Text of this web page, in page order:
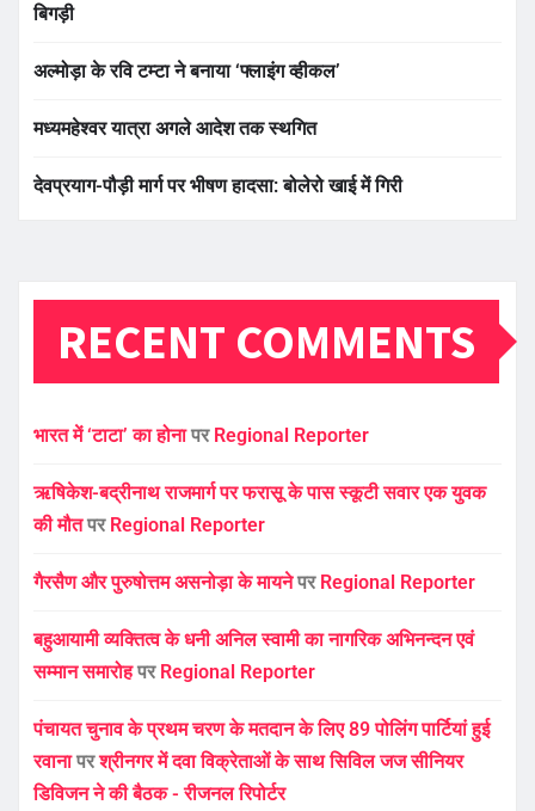
बिगड़ी
अल्मोड़ा के रवि टम्टा ने बनाया ‘फ्लाइंग व्हीकल’
मध्यमहेश्वर यात्रा अगले आदेश तक स्थगित
देवप्रयाग-पौड़ी मार्ग पर भीषण हादसा: बोलेरो खाई में गिरी
RECENT COMMENTS
भारत में ‘टाटा’ का होनापर Regional Reporter
ऋषिकेश-बद्रीनाथ राजमार्ग पर फरासू के पास स्कूटी सवार एक युवक
की मौतपर Regional Reporter
गैरसैण और पुरुषोत्तम असनोड़ा के मायनेपर Regional Reporter
बहुआयामी व्यक्तित्व के धनी अनिल स्वामी का नागरिक अभिनन्दन एवं
सम्मान समारोहपर Regional Reporter
पंचायत चुनाव के प्रथम चरण के मतदान के लिए 89 पोलिंग पार्टियां हुई
रवानापरश्रीनगर में दवा विक्रेताओं के साथ सिविल जज सीनियर
डिविजन ने की बैठक - रीजनल रिपोर्टर